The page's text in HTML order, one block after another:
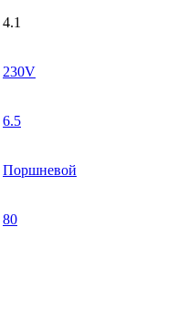
4.1
230V
6.5
Поршневой
80